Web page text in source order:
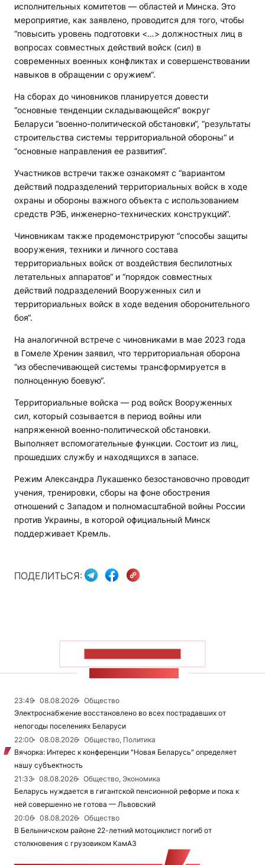
исполнительных комитетов — областей и Минска. Это
мероприятие, как заявлено, проводится для того, чтобы
“повысить уровень подготовки <…> должностных лиц в
вопросах совместных действий войск (сил) в
современных военных конфликтах и совершенствовании
навыков в обращении с оружием“.
На сборах до чиновников планируется довести
“основные тенденции складывающейся“ вокруг
Беларуси “военно-политической обстановки“, “результаты
строительства системы территориальной обороны“ и
“основные направления ее развития“.
Участников встречи также ознакомят с “вариантом
действий подразделений территориальных войск в ходе
охраны и обороны важного объекта с использованием
средств РЭБ, инженерно-технических конструкций“.
Чиновникам также продемонстрируют “способы защиты
вооружения, техники и личного состава
территориальных войск от воздействия беспилотных
летательных аппаратов“ и “порядок совместных
действий подразделений Вооруженных сил и
территориальных войск в ходе ведения оборонительного
боя“.
На аналогичной встрече с чиновниками в мае 2023 года
в Гомеле Хренин заявил, что территориальная оборона
“из обеспечивающей системы трансформируется в
полноценную боевую“.
Территориальные войска — род войск Вооруженных
сил, который созывается в период войны или
напряженной военно-политической обстановки.
Выполняет вспомогательные функции. Состоит из лиц,
прошедших службу и находящихся в запасе.
Режим Александра Лукашенко безостановочно проводит
учения, тренировки, сборы на фоне обострения
отношений с Западом и полномасштабной войны России
против Украины, в которой официальный Минск
поддерживает Кремль.
ПОДЕЛИТЬСЯ:
23:49 08.08.2026
Общество
Электроснабжение восстановлено во всех пострадавших от
непогоды поселениях Беларуси
22:00
08.08.2026
Общество, Политика
Вячорка: Интерес к конференции "Новая Беларусь" определяет
нашу субъектность
21:33
08.08.2026
Общество, Экономика
Беларусь нуждается в гигантской пенсионной реформе и пока к
ней совершенно не готова — Львовский
20:06
08.08.2026
Общество
В Белыничском районе 22-летний мотоциклист погиб от
столкновения с грузовиком КамАЗ